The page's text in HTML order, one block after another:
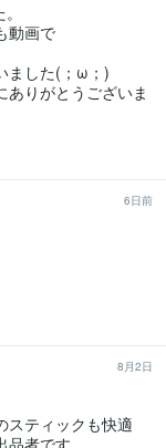
動画で
ました(；ω；)
りがとうございま
6日前
8月2日
スティックも快適